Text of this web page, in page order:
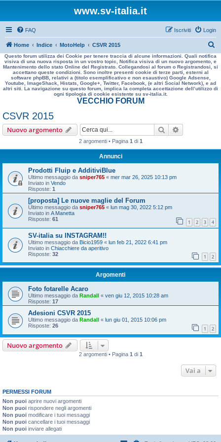
www.sv-italia.it
FAQ Login
Iscriviti
Home Indice MotoHelp CSVR 2015
e
r
a
Questo forum utilizza dei Cookie per tenere traccia di alcune informazioni. Quali notifica
visiva di una nuova risposta in un vostro topic, Notifica visiva di un nuovo argomento, e
Mantenimento dello stato Online del Registrato. Collegandosi al forum o Registrandosi, si
accettano queste condizioni. Sono inoltre presenti cookie di terze parti, esterni al
software phpBB, relativi a (titolo esemplificativo e non esaustivo) Google Adsense,
Youtube, ImageShack, Histats, Google+, Twitter, Facebook, (e altri Social Network), e ad
altri siti. La navigazione su questo forum, implica la completa accettazione dell’utilizzo di
ogni tipologia di cookie esistente su sv-italia.it.
VECCHIO FORUM
CSVR 2015
Nuovo argomento Cerca
2 argomenti • Pagina 1 di 1
Annunci
Prodotti Fluip e AdditiviBlue
Ultimo messaggio da sniper765 « mer mar 26, 2025 10:13 pm
Inviato in Vendo
Risposte: 1
[proposta] Le nuove maglie del Forum
Ultimo messaggio da sniper765 « lun mag 30, 2022 5:12 pm
Inviato in A Manetta
Risposte: 61 1 2 3 4
SV-italia su INSTAGRAM!!
Ultimo messaggio da Bicio1959 « lun feb 21, 2022 6:41 pm
Inviato in Chiacchiere da aperitivo
Risposte: 32 1 2
Argomenti
Foto fotarelle Acaro
Ultimo messaggio da Randall « ven giu 12, 2015 10:28 am
Risposte: 17
Adesioni CSVR 2015
Ultimo messaggio da Randall « lun giu 01, 2015 10:06 pm
Risposte: 26 1 2
Nuovo argomento
2 argomenti • Pagina 1 di 1
Vai a
PERMESSI FORUM
Non puoi aprire nuovi argomenti
Non puoi rispondere negli argomenti
Non puoi modificare i tuoi messaggi
Non puoi cancellare i tuoi messaggi
Non puoi inviare allegati